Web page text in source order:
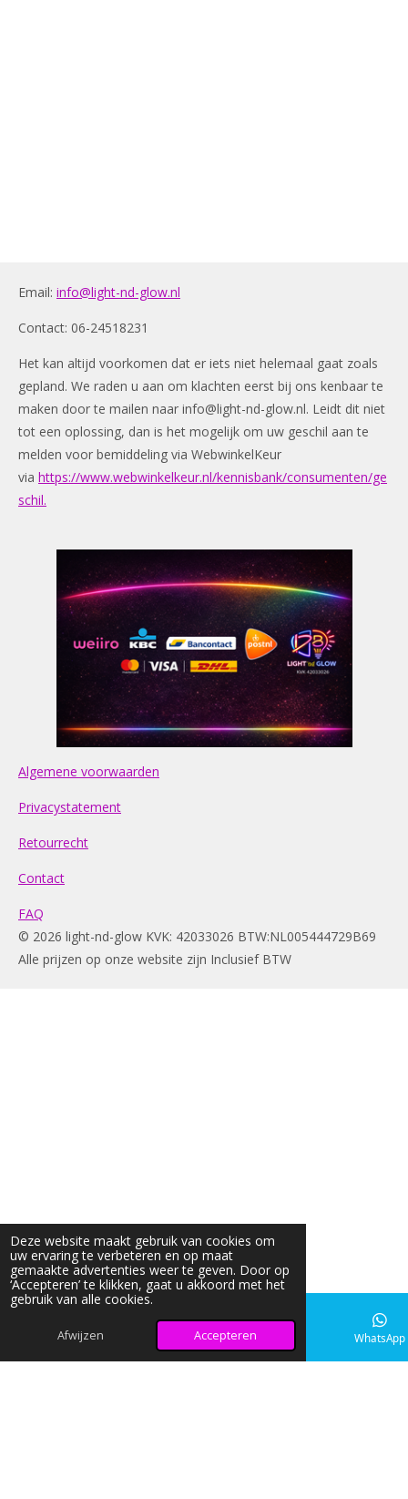
Deze website maakt gebruik van cookies om
uw ervaring te verbeteren en op maat
gemaakte advertenties weer te geven. Door op
‘Accepteren’ te klikken, gaat u akkoord met het
gebruik van alle cookies.
Afwijzen Accepteren
Email: info@light-nd-glow.nl
Contact: 06-24518231
Het kan altijd voorkomen dat er iets niet helemaal gaat zoals
gepland. We raden u aan om klachten eerst bij ons kenbaar te
maken door te mailen naar info@light-nd-glow.nl. Leidt dit niet
tot een oplossing, dan is het mogelijk om uw geschil aan te
melden voor bemiddeling via WebwinkelKeur
via https://www.webwinkelkeur.nl/kennisbank/consumenten/ge
schil.
Algemene voorwaarden
Privacystatement
Retourrecht
Contact
FAQ
© 2026 light-nd-glow KVK: 42033026 BTW:NL005444729B69
Alle prijzen op onze website zijn Inclusief BTW
E-mailadres Instagram WhatsApp